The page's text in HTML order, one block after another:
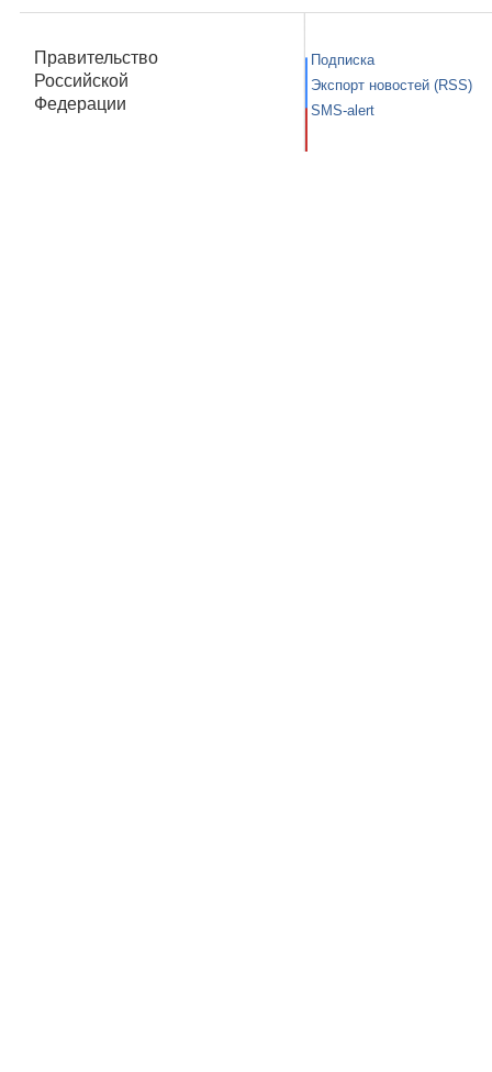
Правительство
Российской
Федерации
Подписка
Экспорт новостей (RSS)
SMS-alert